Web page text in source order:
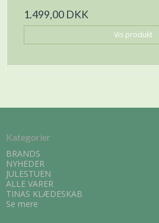
1.499,00 DKK
Vis produkt
Kategorier
BRANDS
NYHEDER
JULESTUEN
ALLE VARER
TINAS KLÆDESKAB
Se mere